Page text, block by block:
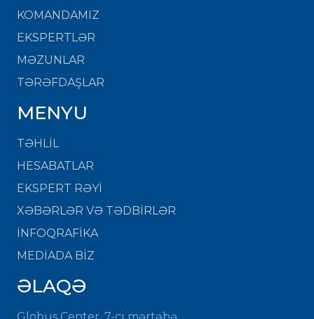
KOMANDAMIZ
EKSPERTLƏR
MƏZUNLAR
TƏRƏFDAŞLAR
MENYU
TƏHLİL
HESABATLAR
EKSPERT RƏYİ
XƏBƏRLƏR VƏ TƏDBİRLƏR
İNFOQRAFİKA
MEDİADA BİZ
ƏLAQƏ